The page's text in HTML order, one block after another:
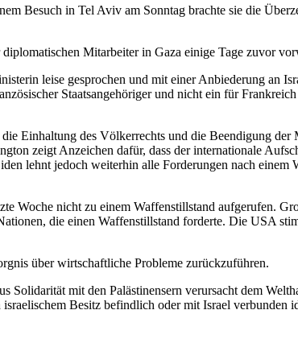
Besuch in Tel Aviv am Sonntag brachte sie die
Mitarbeiter in Gaza einige Tage zuvor
leise gesprochen und mit einer Anbiederung an
Staatsangehöriger und nicht ein für Frankreich
Einhaltung des Völkerrechts und die Beendigung
zeigt Anzeichen dafür, dass der internationale
lehnt jedoch weiterhin alle Forderungen nach einem
Woche nicht zu einem Waffenstillstand aufgerufen.
die einen Waffenstillstand forderte. Die USA
über wirtschaftliche Probleme zurückzuführen.
Solidarität mit den Palästinensern verursacht dem
Besitz befindlich oder mit Israel verbunden